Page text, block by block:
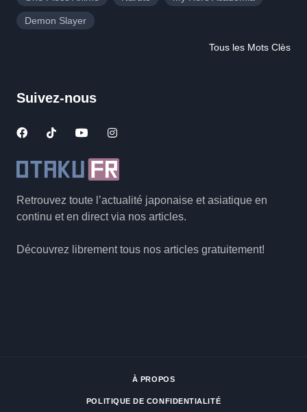
Retrouvez toute l’actualité japonaise et asiatique en
continu et en direct via nos articles.
Découvrez librement tous nos articles gratuitement!
Demon Slayer
Tous les Mots Clès
Suivez-nous
À PROPOS
POLITIQUE DE CONFIDENTIALITÉ